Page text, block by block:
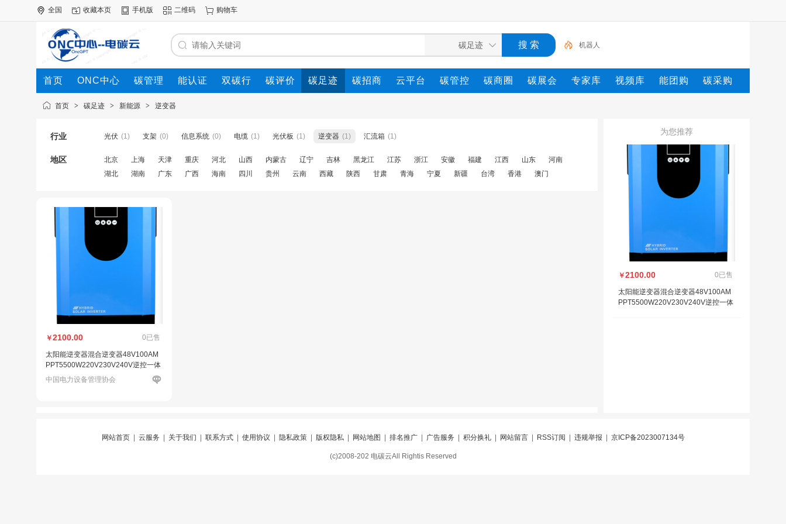
全国 收藏本页 手机版 二维码 购物车
机器人
首页 ONC中心 碳管理 能认证 双碳行 碳评价 碳足迹 碳招商 云平台 碳管控 碳商圈 碳展会 专家库 视频库 能团购 碳采购
动态 信用评价 人才库 碳排放
首页 > 碳足迹 > 新能源 > 逆变器
行业 光伏 (1) 支架 (0) 信息系统 (0) 电缆 (1) 光伏板 (1) 逆变器 (1) 汇流箱 (1)
地区 北京 上海 天津 重庆 河北 山西 内蒙古 辽宁 吉林 黑龙江 江苏 浙江 安徽 福建 江西 山东
河南
湖北
湖南 广东 广西 海南 四川 贵州 云南 西藏 陕西 甘肃 青海 宁夏 新疆 台湾 香港 澳门
￥2100.00 0已售
太阳能逆变器混合逆变器48V100AM
PPT5500W220V230V240V逆控一体
机
中国电力设备管理协会
为您推荐
￥2100.00 0已售
太阳能逆变器混合逆变器48V100AM
PPT5500W220V230V240V逆控一体
网站首页| 云服务 关于我们 联系方式| 使用协议 隐私政策| 版权隐私| 网站地图 排名推广| 广告服务 积分换礼| 网站留言| RSS订阅 违规举报 京ICP备2023007134号
(c)2008-202 电碳云All Rightis Reserved